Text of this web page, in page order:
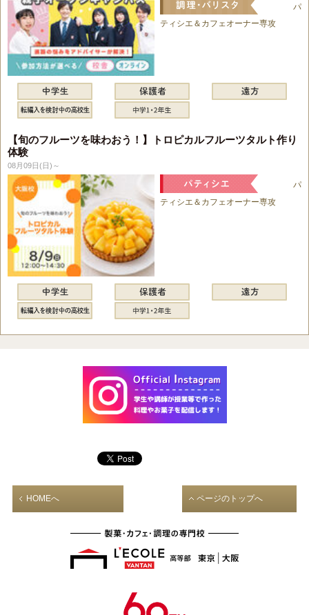
パ
ティシエ＆カフェオーナー専攻
【旬のフルーツを味わおう！】トロピカルフルーツタルト作り
体験
08月09日(日)～
パ
ティシエ＆カフェオーナー専攻
HOMEへ ページのトップへ